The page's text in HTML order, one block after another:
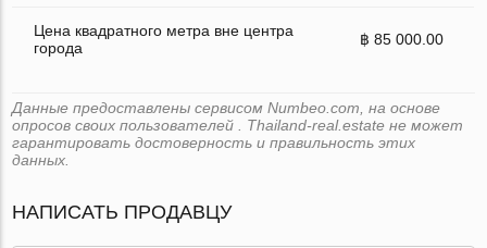
Цена квадратного метра вне центра
города
฿ 85 000.00
Данные предоставлены сервисом Numbeo.com, на основе
опросов своих пользователей . Thailand-real.estate не может
гарантировать достоверность и правильность этих
данных.
НАПИСАТЬ ПРОДАВЦУ